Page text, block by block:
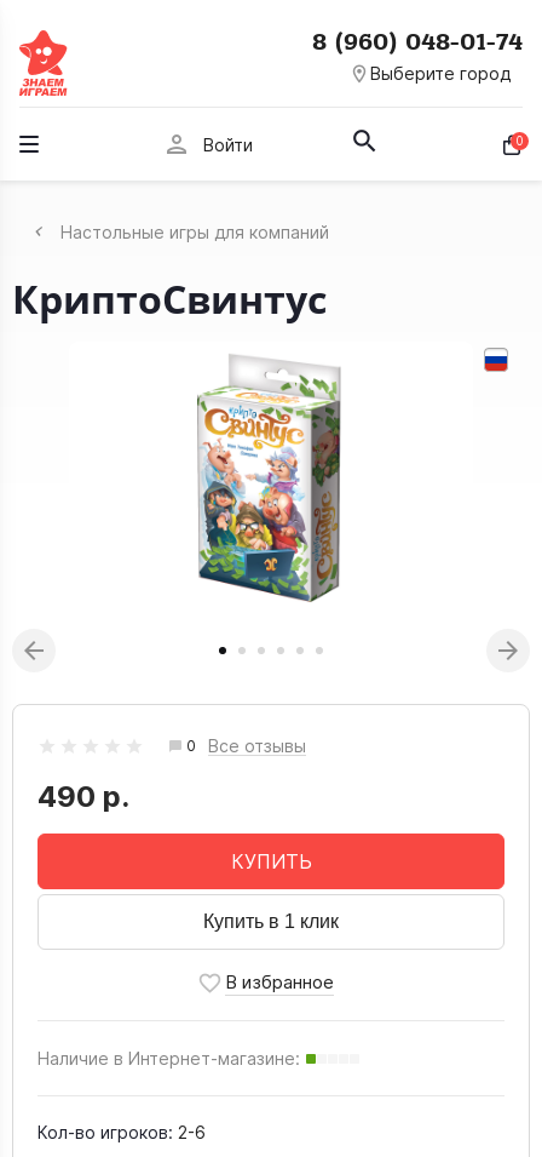
room Выберите город
8 (960) 048-01-74
person Войти 0
Настольные игры для компаний
КриптоСвинтус
0 Все отзывы
490 р.
КУПИТЬ
Купить в 1 клик
Наличие в Интернет-магазине:
Кол-во игроков: 2-6